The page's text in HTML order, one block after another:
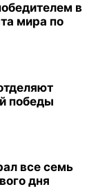
в
мира по
победы
все семь
дня